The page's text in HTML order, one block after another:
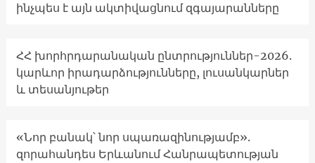
ինչպես է այն ակտիվացնում զգայարանները
ՀՀ խորհրդարանական ընտրություններ-2026.
կարևոր իրադարձությունները, լուսանկարներ
և տեսանյութեր
«Նոր բանակ՝ նոր սպառազինությամբ».
զորահանդես Երևանում Հանրապետության